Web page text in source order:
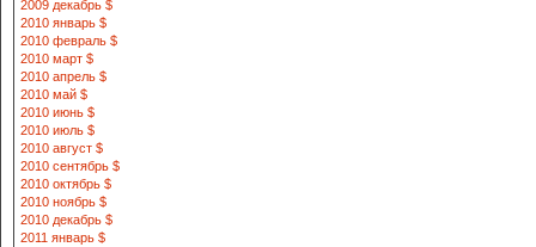
2009 декабрь $
2010 январь $
2010 февраль $
2010 март $
2010 апрель $
2010 май $
2010 июнь $
2010 июль $
2010 август $
2010 сентябрь $
2010 октябрь $
2010 ноябрь $
2010 декабрь $
2011 январь $